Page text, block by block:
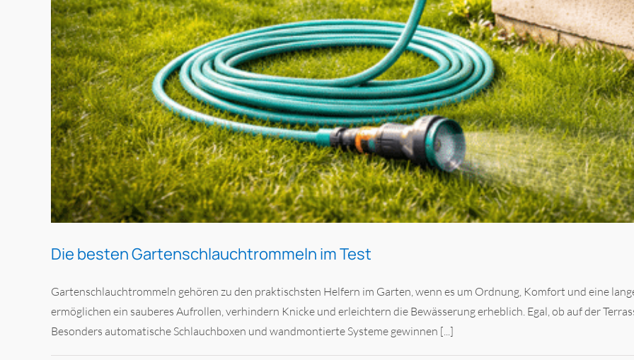
Die besten Gartenschlauchtrommeln im Test
Gartenschlauchtrommeln gehören zu den praktischsten Helfern im Garten, wenn es um Ordnung, Komfort und eine
ermöglichen ein sauberes Aufrollen, verhindern Knicke und erleichtern die Bewässerung erheblich. Egal, ob auf der
Besonders automatische Schlauchboxen und wandmontierte Systeme gewinnen [...]